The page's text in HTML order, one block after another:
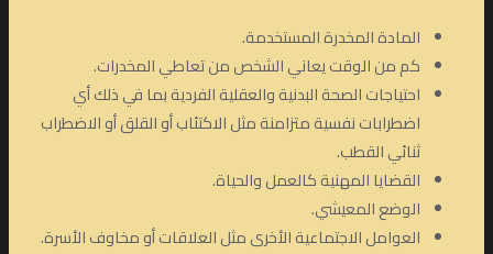
المادة المخدرة المستخدمة.
كم من الوقت يعاني الشخص من تعاطي المخدرات.
احتياجات الصحة البدنية والعقلية الفردية بما في ذلك أي
اضطرابات نفسية متزامنة مثل الاكتئاب أو القلق أو الاضطراب
ثنائي القطب.
القضايا المهنية كالعمل والحياة.
الوضع المعيشي.
العوامل الاجتماعية الأخرى مثل العلاقات أو مخاوف الأسرة.